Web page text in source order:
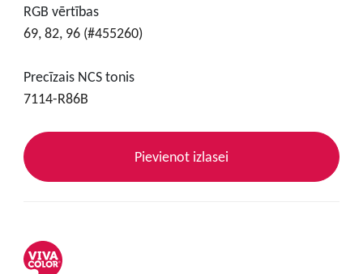
RGB vērtības
69, 82, 96 (#455260)
Precīzais NCS tonis
7114-R86B
Pievienot izlasei